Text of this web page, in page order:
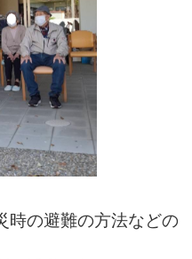
時の避難の方法などの